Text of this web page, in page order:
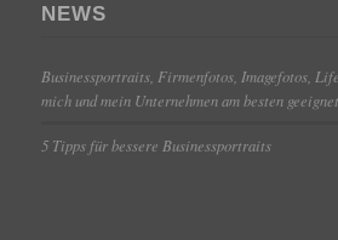
NEWS
Businessportraits, Firmenfotos, Imagefotos,
mich und mein Unternehmen am besten
5 Tipps für bessere Businessportraits